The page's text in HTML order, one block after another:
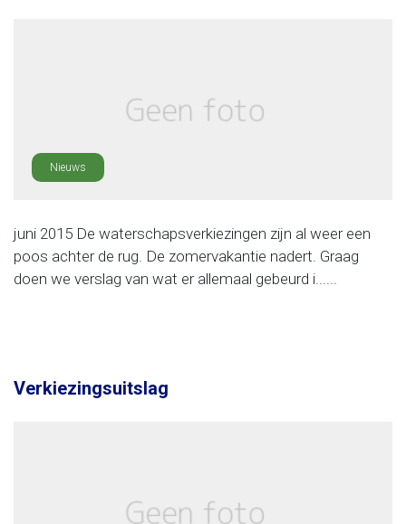
Nieuws
juni 2015 De waterschapsverkiezingen zijn al weer een
poos achter de rug. De zomervakantie nadert. Graag
doen we verslag van wat er allemaal gebeurd i......
Verkiezingsuitslag